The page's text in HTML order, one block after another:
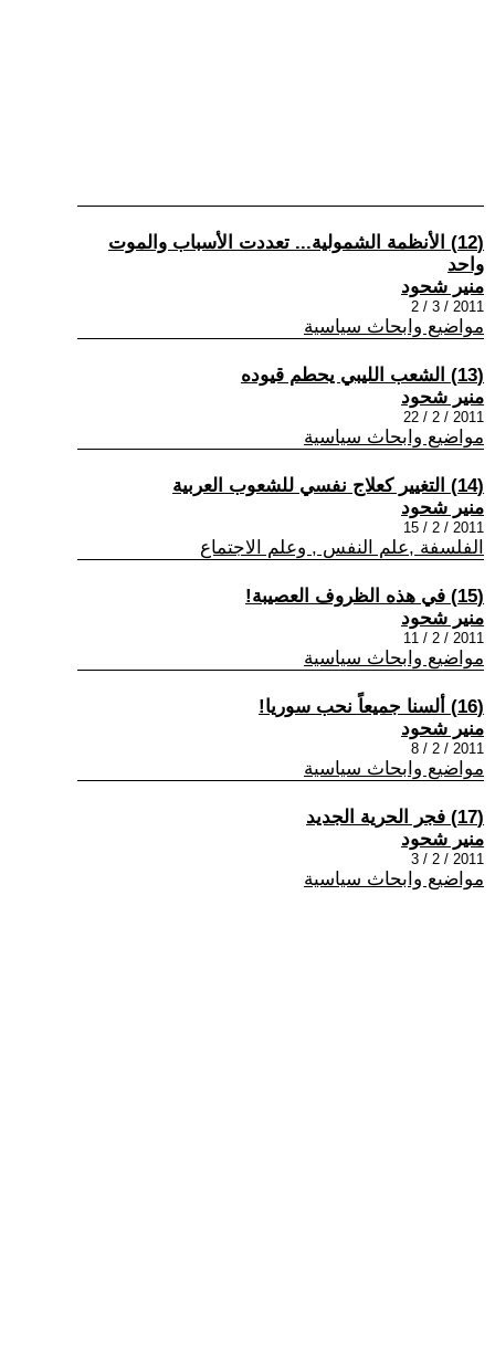
(12) الأنظمة الشمولية... تعددت الأسباب والموت
واحد
منير شحود
2011 / 3 / 2
مواضيع وابحاث سياسية
(13) الشعب الليبي يحطم قيوده
منير شحود
2011 / 2 / 22
مواضيع وابحاث سياسية
(14) التغيير كعلاج نفسي للشعوب العربية
منير شحود
2011 / 2 / 15
الفلسفة ,علم النفس , وعلم الاجتماع
(15) في هذه الظروف العصيبة!
منير شحود
2011 / 2 / 11
مواضيع وابحاث سياسية
(16) ألسنا جميعاً نحب سوريا!
منير شحود
2011 / 2 / 8
مواضيع وابحاث سياسية
(17) فجر الحرية الجديد
منير شحود
2011 / 2 / 3
مواضيع وابحاث سياسية